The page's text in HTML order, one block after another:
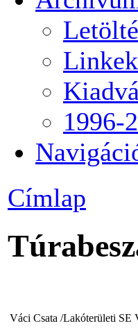
Linkek
1996-
Címlap
Váci Csata /Lakóterületi SE